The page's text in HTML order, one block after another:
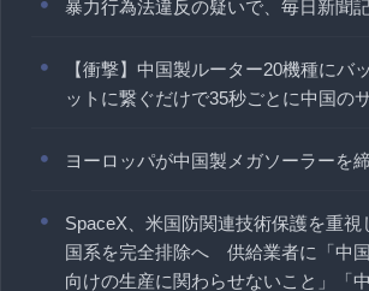
暴力行為法違反の疑いで、毎日新聞
【衝撃】中国製ルーター20機種にバ
ットに繋ぐだけで35秒ごとに中国の
ヨーロッパが中国製メガソーラーを
SpaceX、米国防関連技術保護を重視
国系を完全排除へ 供給業者に「中
向けの生産に関わらせないこと」「